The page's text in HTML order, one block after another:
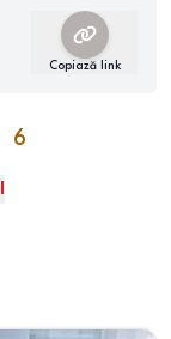
Copiază link
6